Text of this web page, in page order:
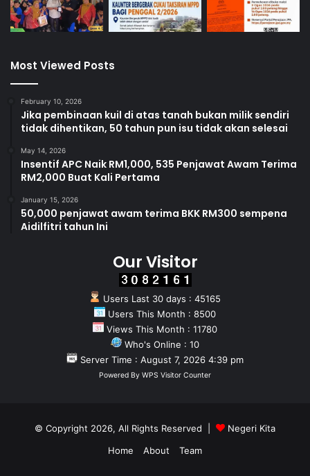
Most Viewed Posts
February 10, 2026
Jika pembinaan kuil di atas tanah bukan milik sendiri
tidak dihentikan, 50 tahun pun isu tidak akan selesai
May 14, 2026
Insentif APC Naik RM1,000, 535 Penjawat Awam Terima
RM2,000 Buat Kali Pertama
January 15, 2026
50,000 penjawat awam terima BKK RM300 sempena
Aidilfitri tahun Ini
Our Visitor
Users Last 30 days : 45165
Users This Month : 8500
Views This Month : 11780
Who's Online : 10
Server Time : August 7, 2026 4:39 pm
Powered By WPS Visitor Counter
© Copyright 2026, All Rights Reserved |
Negeri Kita
Home
About Team